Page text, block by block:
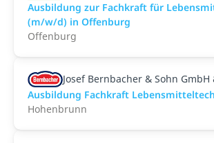
Ausbildung zur Fachkraft für
(m/w/d) in Offenburg
Offenburg
Josef Bernbacher & Sohn GmbH
Ausbildung Fachkraft
Hohenbrunn